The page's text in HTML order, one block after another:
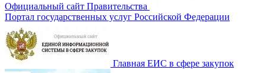
Официальный сайт Правительства
Портал государственных услуг Российской Федерации
Главная ЕИС в сфере закупок